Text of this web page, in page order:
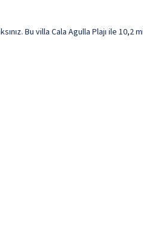
Bu villa Cala Agulla Plajı ile 10,2